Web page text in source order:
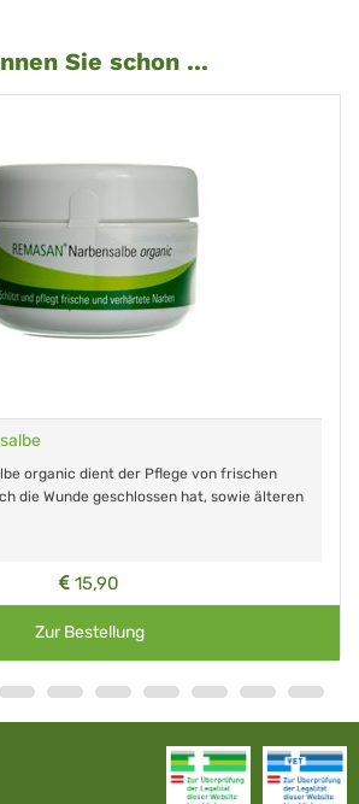
Sie schon ...
organic dient der Pflege von frischen
die Wunde geschlossen hat, sowie älteren
15,90
Zur Bestellung